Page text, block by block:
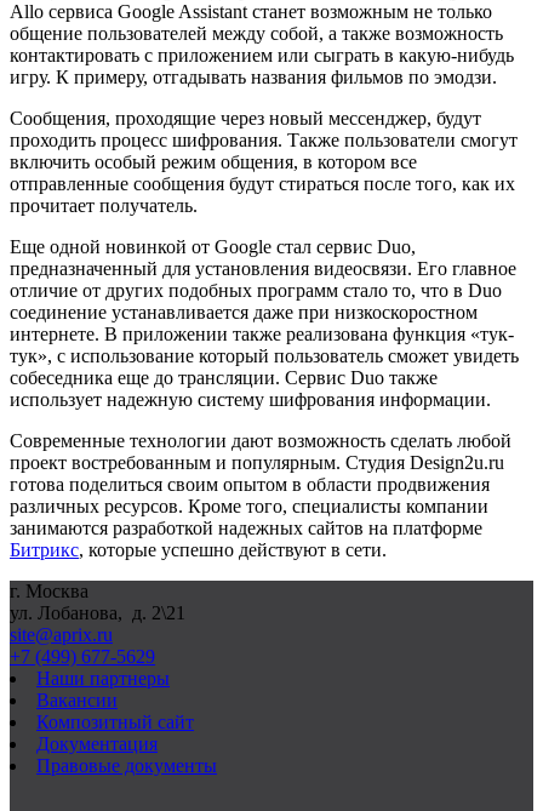
Allo сервиса Google Assistant станет возможным не только
общение пользователей между собой, а также возможность
контактировать с приложением или сыграть в какую-нибудь
игру. К примеру, отгадывать названия фильмов по эмодзи.
Сообщения, проходящие через новый мессенджер, будут
проходить процесс шифрования. Также пользователи смогут
включить особый режим общения, в котором все
отправленные сообщения будут стираться после того, как их
прочитает получатель.
Еще одной новинкой от Google стал сервис Duo,
предназначенный для установления видеосвязи. Его главное
отличие от других подобных программ стало то, что в Duo
соединение устанавливается даже при низкоскоростном
интернете. В приложении также реализована функция «тук-
тук», с использование который пользователь сможет увидеть
собеседника еще до трансляции. Сервис Duo также
использует надежную систему шифрования информации.
Современные технологии дают возможность сделать любой
проект востребованным и популярным. Студия Design2u.ru
готова поделиться своим опытом в области продвижения
различных ресурсов. Кроме того, специалисты компании
занимаются разработкой надежных сайтов на платформе
Битрикс, которые успешно действуют в сети.
г. Москва
ул. Лобанова, д. 2\21
site@aprix.ru
+7 (499) 677-5629
Наши партнеры
Вакансии
Композитный сайт
Документация
Правовые документы